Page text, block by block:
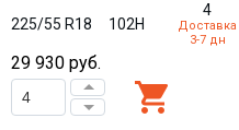
225/55 R18 102H
4
Доставка
3-7 дн
29 930 руб.